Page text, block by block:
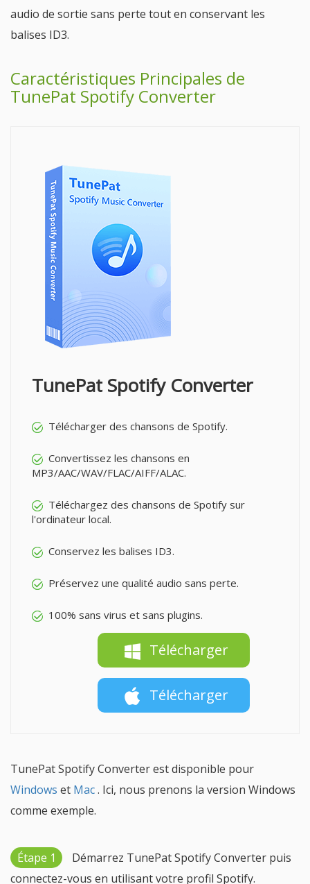
audio de sortie sans perte tout en conservant les
balises ID3.
Caractéristiques Principales de
TunePat Spotify Converter
TunePat Spotify Converter
Télécharger des chansons de Spotify.
Convertissez les chansons en
MP3/AAC/WAV/FLAC/AIFF/ALAC.
Téléchargez des chansons de Spotify sur
l'ordinateur local.
Conservez les balises ID3.
Préservez une qualité audio sans perte.
100% sans virus et sans plugins.
Télécharger
Télécharger
TunePat Spotify Converter est disponible pour
Windows et Mac. Ici, nous prenons la version Windows
comme exemple.
Étape 1
Démarrez TunePat Spotify Converter puis
connectez-vous en utilisant votre profil Spotify.